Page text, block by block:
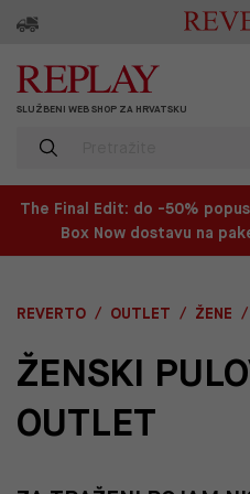
SLUŽBENI WEB SHOP ZA HRVATSKU
The Final Edit: do -50%
Box Now dostavu na
REVERTO OUTLET ŽENE
ŽENSKI
OUTLET